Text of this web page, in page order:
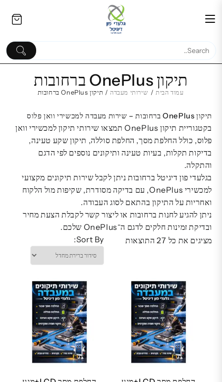
to
תיקון OnePlus ברחובות
עמוד הבית/ שירותי מעבדה / תיקון OnePlus ברחובות
תיקון OnePlus ברחובות – שירות מעבדה למכשירי וואן פלוס
בקטגוריית תיקון OnePlus תמצאו שירותי תיקון למכשירי וואן
פלוס, כולל החלפת מסך, החלפת סוללה, תיקון שקע טעינה,
בדיקות תקלות, בעיות טעינה ותיקונים נוספים לפי הדגם
והתקלה.
בגלעדי פון דיגיטל ברחובות ניתן לקבל שירות תיקונים מקצועי
למכשירי OnePlus, עם בדיקה מסודרת, שקיפות מול הלקוח
ואחריות על התיקון בהתאם לסוג העבודה.
ניתן להגיע לחנות ברחובות או ליצור קשר לקבלת הצעת מחיר
ובדיקת זמינות חלקים לדגם ה־OnePlus שלכם.
מציגים את כל ⁦27⁩ התוצאות
Sort By:
כרטיסי סים וחבילות
ולחו״ל | ניוד מספר
רמקול בידורית אלחוטי נייד |
XG500 דגם | יצרן Sony | סאונד
עוצמתי ומקצועי